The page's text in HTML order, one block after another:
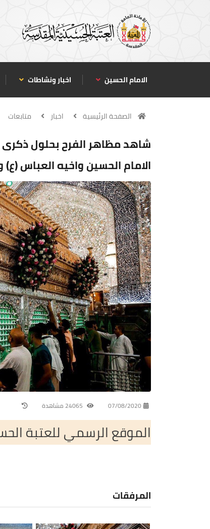
الامام الحسين اخبار ونشاطات
الصفحة الرئيسية اخبار متابعات
شاهد مظاهر الفرح بحلول ذكرى
الامام الحسين واخيه العباس
07/08/2020
الموقع الرسمي للعتبة
المرفقات